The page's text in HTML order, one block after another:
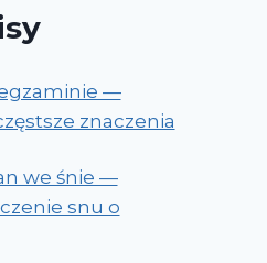
—
znaczenia
we śnie —
snu o